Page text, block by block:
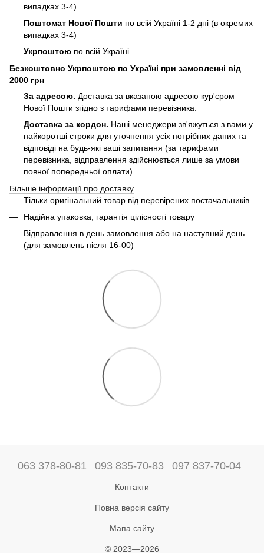
випадках 3-4)
Поштомат Нової Пошти по всій Україні 1-2 дні (в окремих
випадках 3-4)
Укрпоштою по всій Україні.
Безкоштовно Укрпоштою по Україні при замовленні від
2000 грн
За адресою. Доставка за вказаною адресою кур'єром
Нової Пошти згідно з тарифами перевізника.
Доставка за кордон. Наші менеджери зв'яжуться з вами у
найкоротші строки для уточнення усіх потрібних даних та
відповіді на будь-які ваші запитання (за тарифами
перевізника, відправлення здійснюється лише за умови
повної попередньої оплати).
Більше інформації про доставку
Тільки оригінальний товар від перевірених постачальників
Надійна упаковка, гарантія цілісності товару
Відправлення в день замовлення або на наступний день
(для замовлень після 16-00)
063 378-80-81 093 835-70-83 097 837-70-04
Контакти
Повна версія сайту
Мапа сайту
© 2023—2026